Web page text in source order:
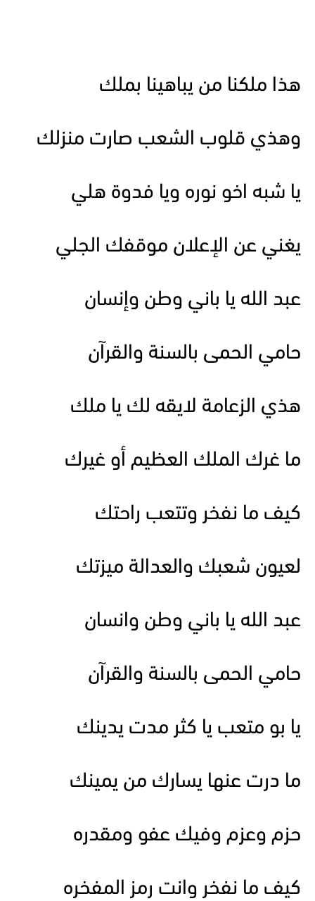
هذا ملكنا من يباهينا بملك
وهذي قلوب الشعب صارت منزلك
يا شبه اخو نوره ويا فدوة هلي
يغني عن الإعلان موقفك الجلي
عبد الله يا باني وطن وإنسان
حامي الحمى بالسنة والقرآن
هذي الزعامة لايقه لك يا ملك
ما غرك الملك العظيم أو غيرك
كيف ما نفخر وتتعب راحتك
لعيون شعبك والعدالة ميزتك
عبد الله يا باني وطن وانسان
حامي الحمى بالسنة والقرآن
يا بو متعب يا كثر مدت يدينك
ما درت عنها يسارك من يمينك
حزم وعزم وفيك عفو ومقدره
كيف ما نفخر وانت رمز المفخره